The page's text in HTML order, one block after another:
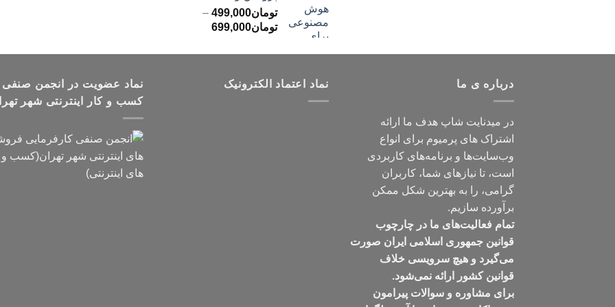
تومان499,000
–
تومان699,000محدوده
تومان499,000
درباره ی ما
در میدنایت شاپ هدف ما ارائه
اشتراک های پرمیوم برای انواع
وب‌سایت‌ها و برنامه‌های کاربردی
است، تا نیازهای شما، کاربران
گرامی، را به بهترین شکل ممکن
برآورده سازیم.
تمام فعالیت‌های ما در چارچوب
قوانین جمهوری اسلامی ایران صورت
می‌گیرد و هیچ سرویسی خلاف
قوانین کشور ارائه نمی‌شود.
برای مشاوره و سوالات پیرامون
نماد اعتماد الکترونیک
نماد عضویت در انجمن صنفی
کسب و کار اینترنتی شهر